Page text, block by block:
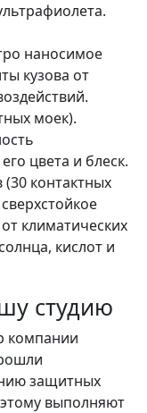
наносимое
кузова от
моек).
цвета и блеск.
контактных
климатических
кислот и
студию
компании
защитных
выполняют